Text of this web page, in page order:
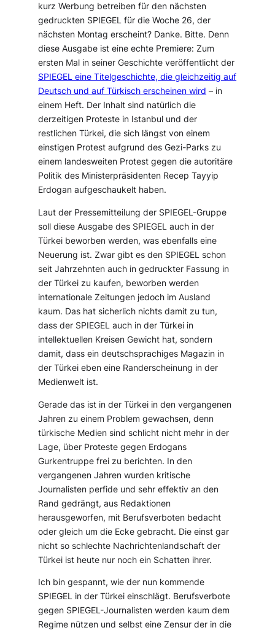
kurz Werbung betreiben für den nächsten
gedruckten SPIEGEL für die Woche 26, der
nächsten Montag erscheint? Danke. Bitte. Denn
diese Ausgabe ist eine echte Premiere: Zum
ersten Mal in seiner Geschichte veröffentlicht der
SPIEGEL eine Titelgeschichte, die gleichzeitig auf
Deutsch und auf Türkisch erscheinen wird – in
einem Heft. Der Inhalt sind natürlich die
derzeitigen Proteste in Istanbul und der
restlichen Türkei, die sich längst von einem
einstigen Protest aufgrund des Gezi-Parks zu
einem landesweiten Protest gegen die autoritäre
Politik des Ministerpräsidenten Recep Tayyip
Erdogan aufgeschaukelt haben.
Laut der Pressemitteilung der SPIEGEL-Gruppe
soll diese Ausgabe des SPIEGEL auch in der
Türkei beworben werden, was ebenfalls eine
Neuerung ist. Zwar gibt es den SPIEGEL schon
seit Jahrzehnten auch in gedruckter Fassung in
der Türkei zu kaufen, beworben werden
internationale Zeitungen jedoch im Ausland
kaum. Das hat sicherlich nichts damit zu tun,
dass der SPIEGEL auch in der Türkei in
intellektuellen Kreisen Gewicht hat, sondern
damit, dass ein deutschsprachiges Magazin in
der Türkei eben eine Randerscheinung in der
Medienwelt ist.
Gerade das ist in der Türkei in den vergangenen
Jahren zu einem Problem gewachsen, denn
türkische Medien sind schlicht nicht mehr in der
Lage, über Proteste gegen Erdogans
Gurkentruppe frei zu berichten. In den
vergangenen Jahren wurden kritische
Journalisten perfide und sehr effektiv an den
Rand gedrängt, aus Redaktionen
herausgeworfen, mit Berufsverboten bedacht
oder gleich um die Ecke gebracht. Die einst gar
nicht so schlechte Nachrichtenlandschaft der
Türkei ist heute nur noch ein Schatten ihrer.
Ich bin gespannt, wie der nun kommende
SPIEGEL in der Türkei einschlägt. Berufsverbote
gegen SPIEGEL-Journalisten werden kaum dem
Regime nützen und selbst eine Zensur der in die